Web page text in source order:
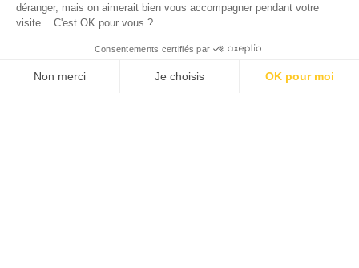
déranger, mais on aimerait bien vous accompagner pendant votre
visite... C'est OK pour vous ?
Consentements certifiés par
Non merci Je choisis OK pour moi